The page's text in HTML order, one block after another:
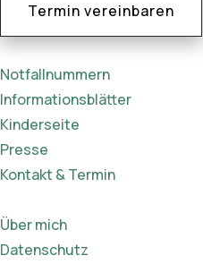
Termin vereinbaren
Notfallnummern
Informationsblätter
Kinderseite
Presse
Kontakt & Termin
Über mich
Datenschutz